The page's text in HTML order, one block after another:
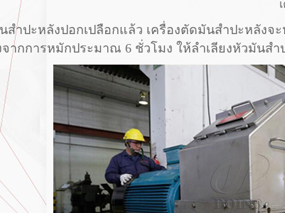
สำปะหลังปอกเปลือกแล้ว เครื่องตัดมันสำปะหลังจ
ากการหมักประมาณ 6 ชั่วโมง ให้ลำเลียงหัวมันสำ